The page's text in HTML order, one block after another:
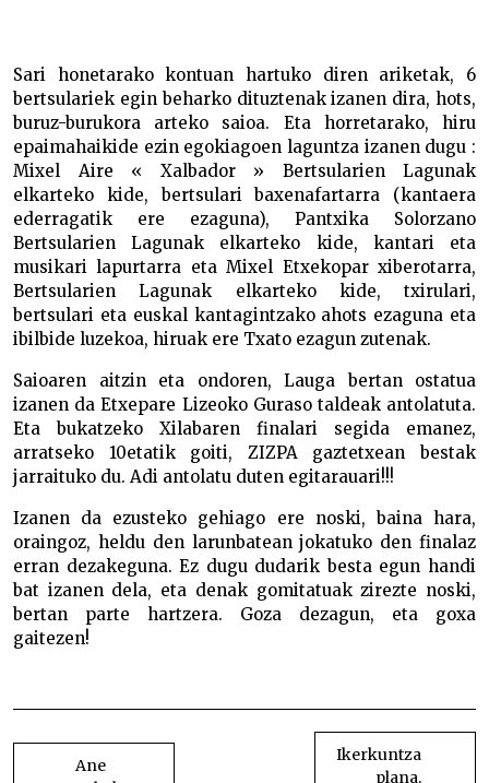
Sari honetarako kontuan hartuko diren ariketak, 6
bertsulariek egin beharko dituztenak izanen dira, hots,
buruz-burukora arteko saioa. Eta horretarako, hiru
epaimahaikide ezin egokiagoen laguntza izanen dugu :
Mixel Aire « Xalbador » Bertsularien Lagunak
elkarteko kide, bertsulari baxenafartarra (kantaera
ederragatik ere ezaguna), Pantxika Solorzano
Bertsularien Lagunak elkarteko kide, kantari eta
musikari lapurtarra eta Mixel Etxekopar xiberotarra,
Bertsularien Lagunak elkarteko kide, txirulari,
bertsulari eta euskal kantagintzako ahots ezaguna eta
ibilbide luzekoa, hiruak ere Txato ezagun zutenak.
Saioaren aitzin eta ondoren, Lauga bertan ostatua
izanen da Etxepare Lizeoko Guraso taldeak antolatuta.
Eta bukatzeko Xilabaren finalari segida emanez,
arratseko 10etatik goiti, ZIZPA gaztetxean bestak
jarraituko du. Adi antolatu duten egitarauari!!!
Izanen da ezusteko gehiago ere noski, baina hara,
oraingoz, heldu den larunbatean jokatuko den finalaz
erran dezakeguna. Ez dugu dudarik besta egun handi
bat izanen dela, eta denak gomitatuak zirezte noski,
bertan parte hartzera. Goza dezagun, eta goxa
gaitezen!
BIDALKETETAN
ZEHARAne
Ikerkuntza
plana,